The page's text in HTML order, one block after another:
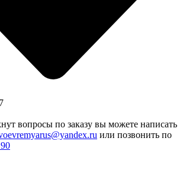
вопросы по заказу вы можете написать
или позвонить по